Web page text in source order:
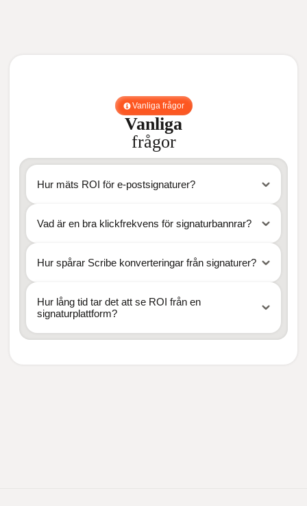
Vanliga frågor
Vanliga
frågor
Hur mäts ROI för e-postsignaturer?
Vad är en bra klickfrekvens för signaturbannrar?
Hur spårar Scribe konverteringar från signaturer?
Hur lång tid tar det att se ROI från en
signaturplattform?